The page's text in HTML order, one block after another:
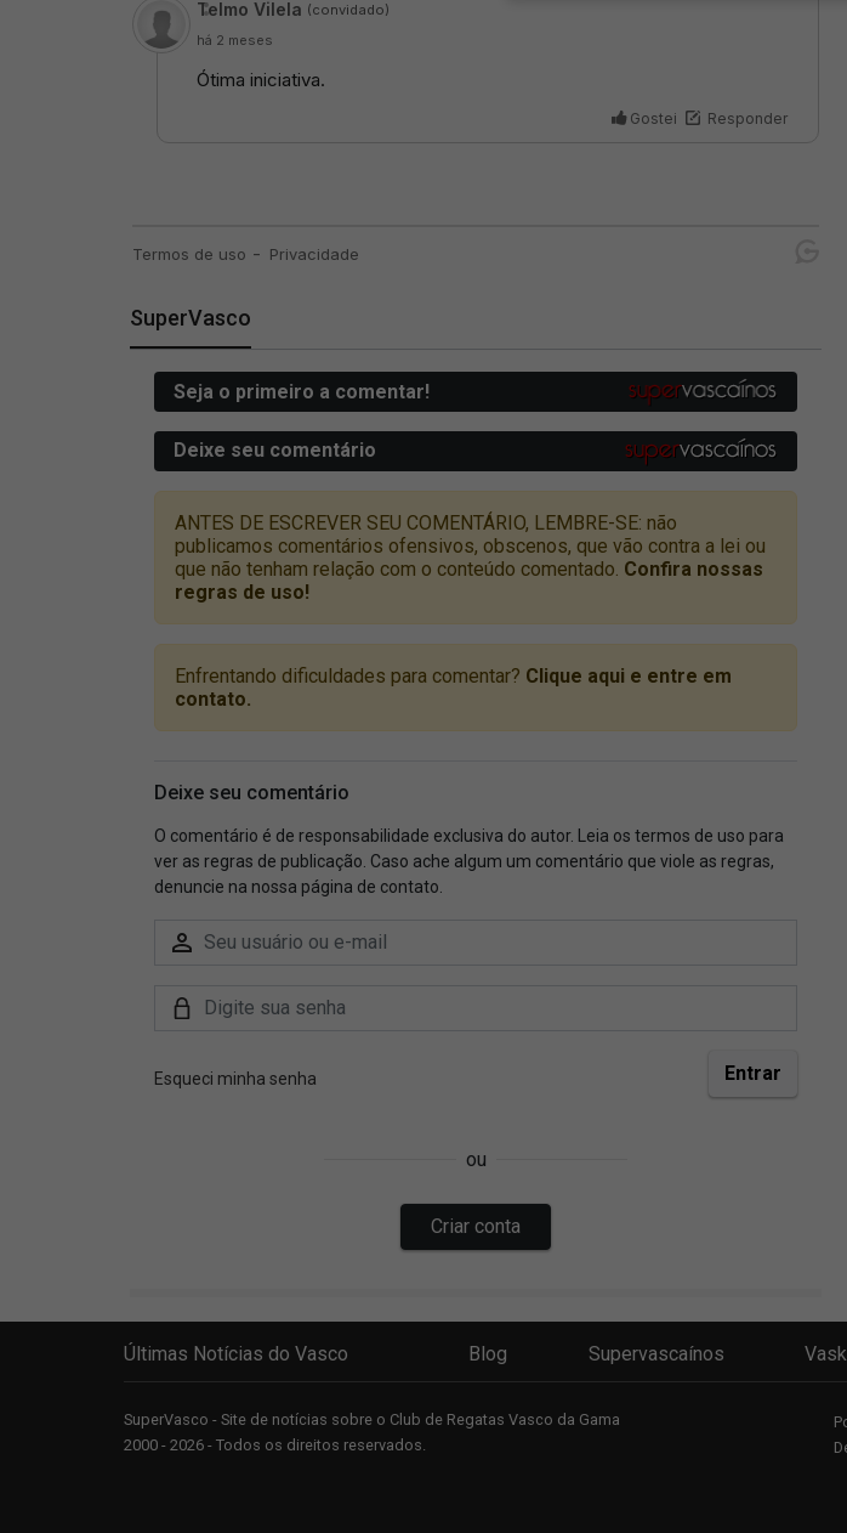
SuperVasco
Últimas Notícias do Vasco Blog Supervascaínos
SuperVasco - Site de notícias sobre o Club de Regatas Vasco da Gama
2000 - 2026 - Todos os direitos reservados.